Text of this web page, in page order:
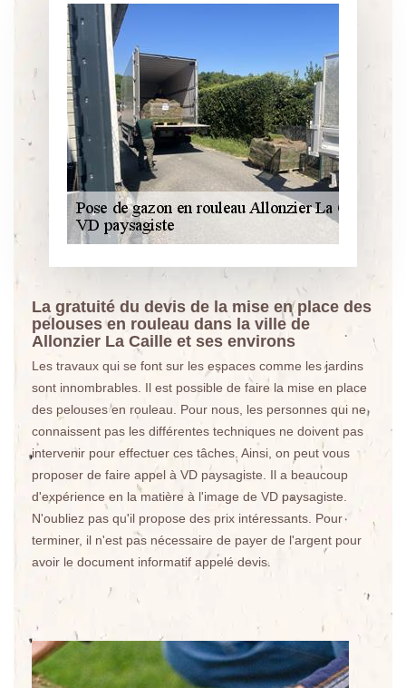
La gratuité du devis de la mise en place des
pelouses en rouleau dans la ville de
Allonzier La Caille et ses environs
Les travaux qui se font sur les espaces comme les jardins
sont innombrables. Il est possible de faire la mise en place
des pelouses en rouleau. Pour nous, les personnes qui ne
connaissent pas les différentes techniques ne doivent pas
intervenir pour effectuer ces tâches. Ainsi, on peut vous
proposer de faire appel à VD paysagiste. Il a beaucoup
d'expérience en la matière à l'image de VD paysagiste.
N'oubliez pas qu'il propose des prix intéressants. Pour
terminer, il n'est pas nécessaire de payer de l'argent pour
avoir le document informatif appelé devis.